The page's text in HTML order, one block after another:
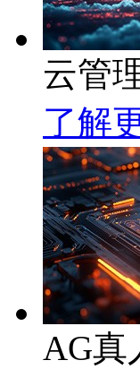
云管
了解
AG真